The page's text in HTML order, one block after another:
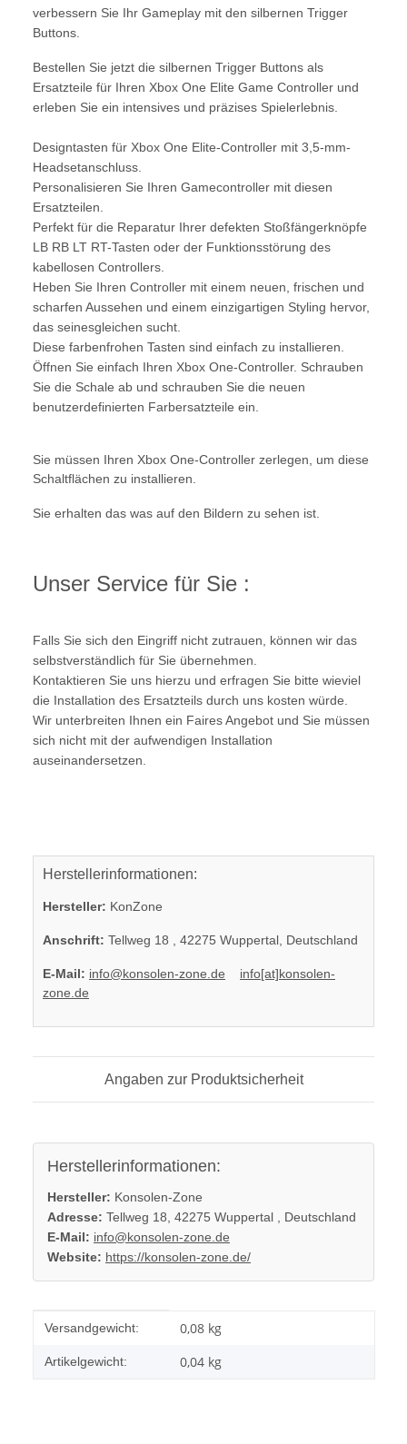
verbessern Sie Ihr Gameplay mit den silbernen Trigger
Buttons.
Bestellen Sie jetzt die silbernen Trigger Buttons als
Ersatzteile für Ihren Xbox One Elite Game Controller und
erleben Sie ein intensives und präzises Spielerlebnis.
Designtasten für Xbox One Elite-Controller mit 3,5-mm-
Headsetanschluss.
Personalisieren Sie Ihren Gamecontroller mit diesen
Ersatzteilen.
Perfekt für die Reparatur Ihrer defekten Stoßfängerknöpfe
LB RB LT RT-Tasten oder der Funktionsstörung des
kabellosen Controllers.
Heben Sie Ihren Controller mit einem neuen, frischen und
scharfen Aussehen und einem einzigartigen Styling hervor,
das seinesgleichen sucht.
Diese farbenfrohen Tasten sind einfach zu installieren.
Öffnen Sie einfach Ihren Xbox One-Controller. Schrauben
Sie die Schale ab und schrauben Sie die neuen
benutzerdefinierten Farbersatzteile ein.
Sie müssen Ihren Xbox One-Controller zerlegen, um diese
Schaltflächen zu installieren.
Sie erhalten das was auf den Bildern zu sehen ist.
Unser Service für Sie :
Falls Sie sich den Eingriff nicht zutrauen, können wir das
selbstverständlich für Sie übernehmen.
Kontaktieren Sie uns hierzu und erfragen Sie bitte wieviel
die Installation des Ersatzteils durch uns kosten würde.
Wir unterbreiten Ihnen ein Faires Angebot und Sie müssen
sich nicht mit der aufwendigen Installation
auseinandersetzen.
Herstellerinformationen:
Hersteller: KonZone
Anschrift: Tellweg 18 , 42275 Wuppertal, Deutschland
E-Mail: info@konsolen-zone.de
info[at]konsolen-
zone.de
Angaben zur Produktsicherheit
Herstellerinformationen:
Hersteller: Konsolen-Zone
Adresse: Tellweg 18, 42275 Wuppertal , Deutschland
E-Mail: info@konsolen-zone.de
Website: https://konsolen-zone.de/
Produkteigenschaft
Wert
Versandgewicht: 0,08 kg
Artikelgewicht: 0,04 kg